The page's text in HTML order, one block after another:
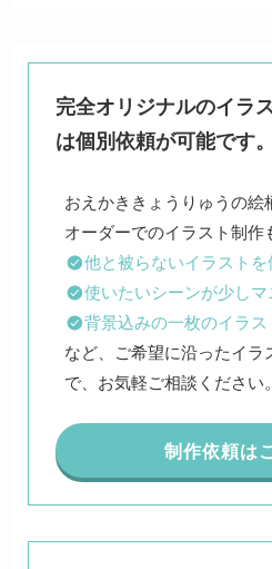
完全オリジナルのイラ
は個別依頼が可能です。
おえかききょうりゅうの絵
他と被らないイラストを
使いたいシーンが少しマ
背景込みの一枚のイラ
など、ご希望に沿ったイラ
で、お気軽ご相談ください。
制作依頼は